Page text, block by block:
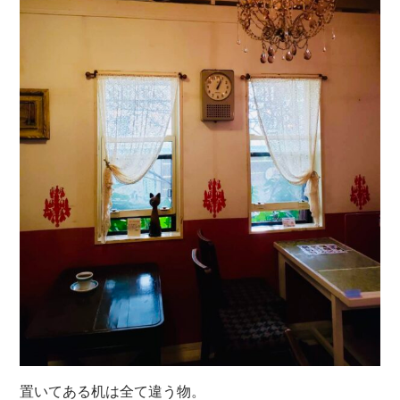
置いてある机は全て違う物。